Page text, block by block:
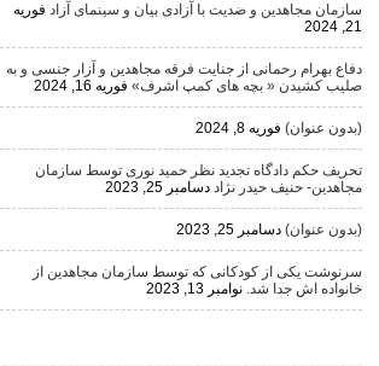
مجاهدین و ضدیت با آزادی بیان و سینمای آزاد فوریه
بهرام رحمانی از جنایت فرقه مجاهدین و آزار جنسی و به
کشیدن « بچه های کمپ اشرف» فوریه 16, 2024
عنوان) فوریه 8, 2024
حکم دادگاه تجدید نظر حمید نوری توسط سازمان
حنیف حیدر نژاد دسامبر 25, 2023
عنوان) دسامبر 25, 2023
یکی از کودکانی که توسط سازمان مجاهدین از
اش جدا شد. نوامبر 13, 2023